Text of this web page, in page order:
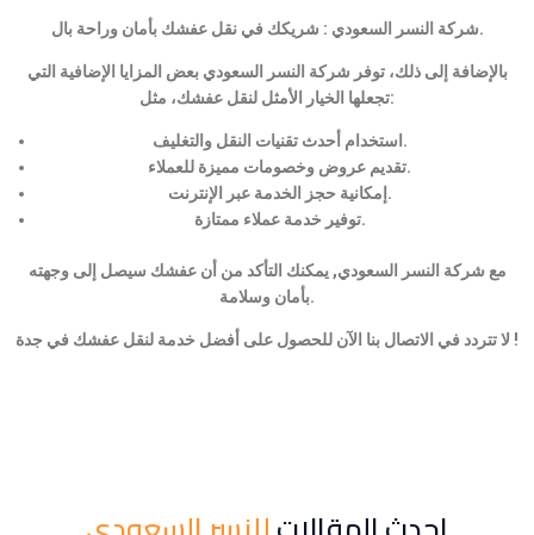
شركة النسر السعودي : شريكك في نقل عفشك بأمان وراحة بال.
بالإضافة إلى ذلك، توفر شركة النسر السعودي بعض المزايا الإضافية التي
تجعلها الخيار الأمثل لنقل عفشك، مثل:
استخدام أحدث تقنيات النقل والتغليف.
تقديم عروض وخصومات مميزة للعملاء.
إمكانية حجز الخدمة عبر الإنترنت.
توفير خدمة عملاء ممتازة.
مع شركة النسر السعودي, يمكنك التأكد من أن عفشك سيصل إلى وجهته
بأمان وسلامة.
لا تتردد في الاتصال بنا الآن للحصول على أفضل خدمة لنقل عفشك في جدة !